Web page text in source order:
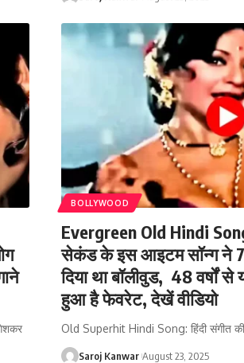
BOLLYWOOD
Evergreen Old Hindi
सेकंड के इस आइटम सॉन्ग ने
दिया था बॉलीवुड, 48 वर्षों से
हुआ है फेवरेट, देखें वीडियो
Old Superhit Hindi Song: हिंदी संगीत
Saroj Kanwar August 23, 2025